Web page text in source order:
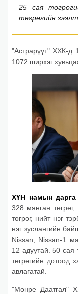
25 сая
төгрөгийн
"Астрарүүт" ХХК-д
1072 ширхэг
ХҮН намын
328 мянган
төгрөг, нийт нэг
нэг зуслангийн
Nissan, Nissan-1
12 адуутай. 50 сая
төгрөгийн дотоод
авлагатай.
"Монре Даатгал"